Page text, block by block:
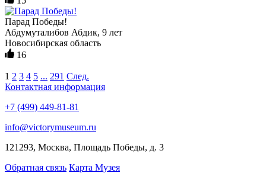
Парад Победы!
Абдумуталибов Абдик, 9 лет
Новосибирская область
16
1 2 3 4 5 ... 291 След.
Контактная информация
+7 (499) 449-81-81
info@victorymuseum.ru
121293, Москва, Площадь Победы, д. 3
Обратная связь Карта Музея